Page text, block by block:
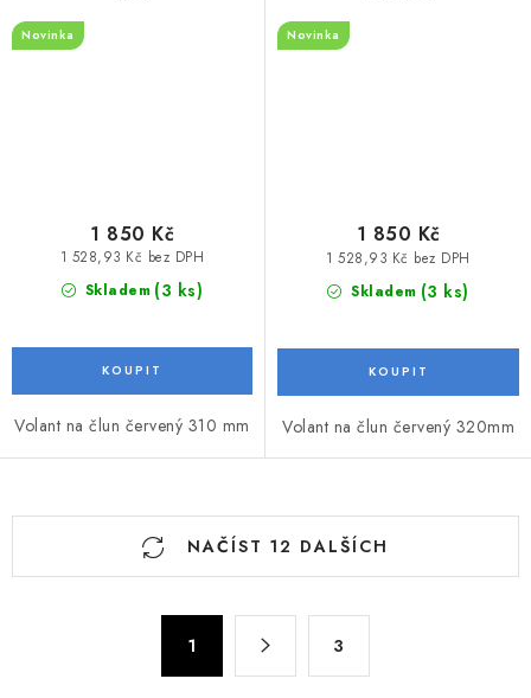
Novinka
Skladem (3 ks)
1 528,93 Kč bez DPH
1 850 Kč
Volant na člun červený 310 mm
Novinka
Skladem (3 ks)
1 528,93 Kč bez DPH
1 850 Kč
Volant na člun červený 320mm
O
NAČÍST 12 DALŠÍCH
1 3